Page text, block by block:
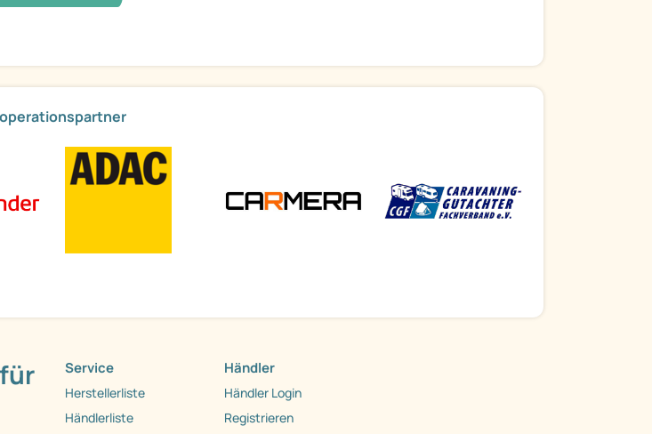
Service
Herstellerliste
Händlerliste
Händler
Händler Login
Registrieren